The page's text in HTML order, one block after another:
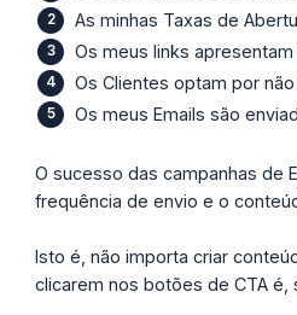
As minhas Taxas de
Os meus links
Os Clientes optam por
Os meus Emails são
O sucesso das campanhas de
frequência de envio e o
Isto é, não importa criar
clicarem nos botões de CTA é,